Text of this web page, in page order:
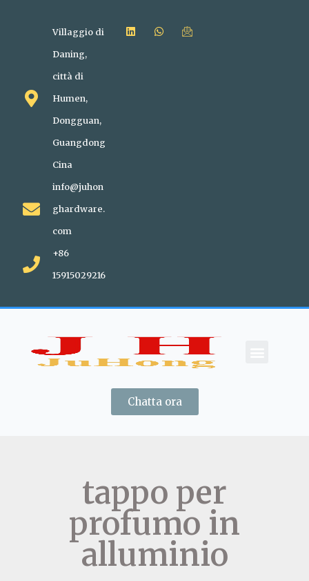
Villaggio di
Daning,
città di
Humen,
Dongguan,
Guangdong
Cina
info@juhon
ghardware.
com
+86
15915029216
Chatta ora
tappo per
profumo in
alluminio